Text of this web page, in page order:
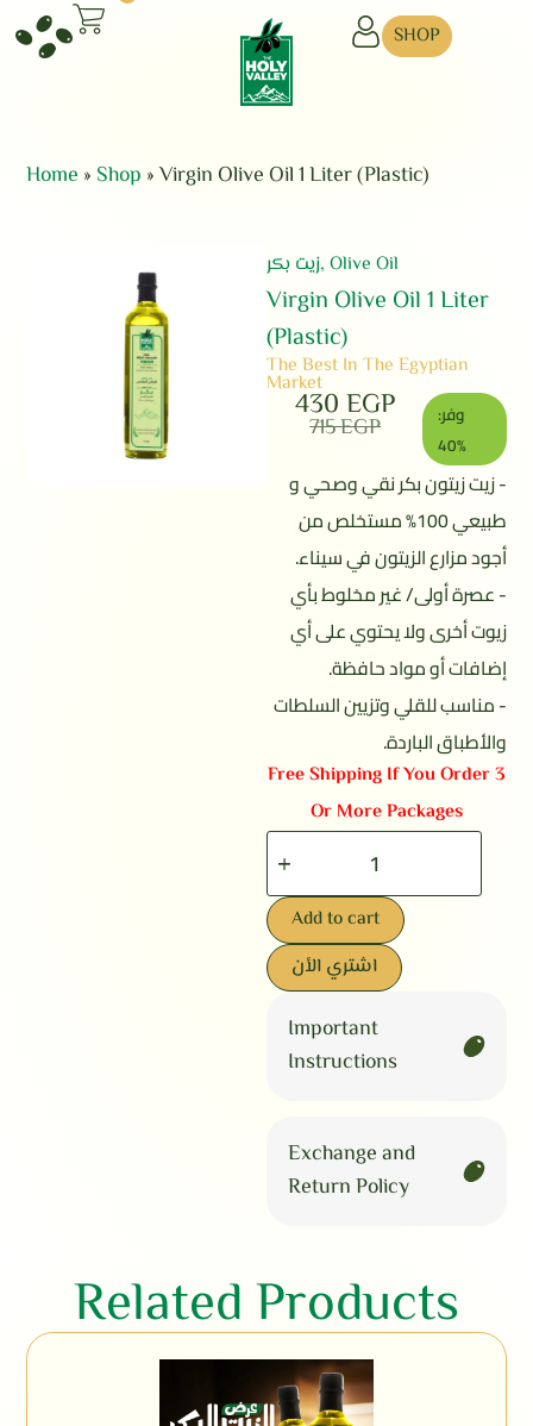
SHOP
Home » Shop »Virgin Olive Oil 1 Liter (Plastic)
زيت بكر, Olive Oil
Virgin Olive Oil 1 Liter
(Plastic)
The Best In The Egyptian
Market
715EGP
430EGP
وفر:
40%
- زيت زيتون بكر نقي وصحي و
طبيعي 100% مستخلص من
أجود مزارع الزيتون في سيناء.
- عصرة أولى/ غير مخلوط بأي
زيوت أخرى ولا يحتوي على أي
إضافات أو مواد حافظة.
- مناسب للقلي وتزيين السلطات
والأطباق الباردة.
Free Shipping If You Order 3
Or More Packages
Add to cart
اشتري الأن
Important
Instructions
Exchange and
Return Policy
Related Products